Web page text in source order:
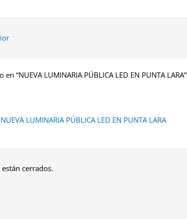
“NUEVA LUMINARIA PÚBLICA LED EN PUNTA LARA”
NUEVA LUMINARIA PÚBLICA LED EN PUNTA LARA
cerrados.